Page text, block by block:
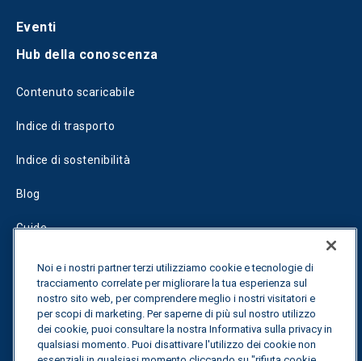
Eventi
Hub della conoscenza
Contenuto scaricabile
Indice di trasporto
Indice di sostenibilità
Blog
Guide
Fuel Savings Calculator
Calcolatore di ottimizzazione dei trasporti
Tracciamento delle tariffe
Noi e i nostri partner terzi utilizziamo cookie e tecnologie di
tracciamento correlate per migliorare la tua esperienza sul
nostro sito web, per comprendere meglio i nostri visitatori e
per scopi di marketing. Per saperne di più sul nostro utilizzo
dei cookie, puoi consultare la nostra Informativa sulla privacy in
qualsiasi momento. Puoi disattivare l'utilizzo dei cookie non